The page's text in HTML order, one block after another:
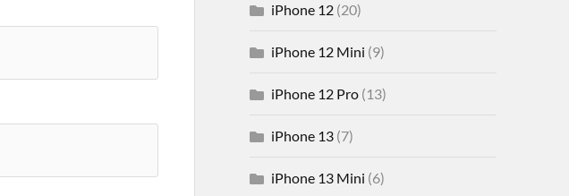
iPhone 12(20)
iPhone 12 Mini (9)
iPhone 12 Pro(13)
iPhone 13(7)
iPhone 13 Mini (6)